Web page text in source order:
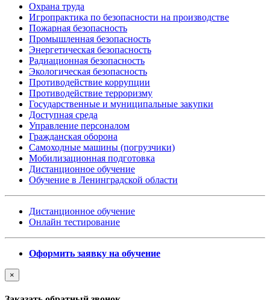
Охрана труда
Игропрактика по безопасности на производстве
Пожарная безопасность
Промышленная безопасность
Энергетическая безопасность
Радиационная безопасность
Экологическая безопасность
Противодействие коррупции
Противодействие терроризму
Государственные и муниципальные закупки
Доступная среда
Управление персоналом
Гражданская оборона
Самоходные машины (погрузчики)
Мобилизационная подготовка
Дистанционное обучение
Обучение в Ленинградской области
Дистанционное обучение
Онлайн тестирование
Оформить заявку на обучение
×